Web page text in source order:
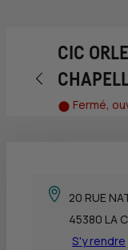
Retour vers la
CIC
Fermé,
20 RUE
45380 LA
S'y rendre